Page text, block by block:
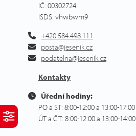
IČ: 00302724
ISDS: vhwbwm9
+420 584 498 111
posta@jesenik.cz
podatelna@jesenik.cz
Kontakty
Úřední hodiny:
PO a ST: 8:00-12:00 a 13:00-17:00
ÚT a ČT: 8:00-12:00 a 13:00-14:00